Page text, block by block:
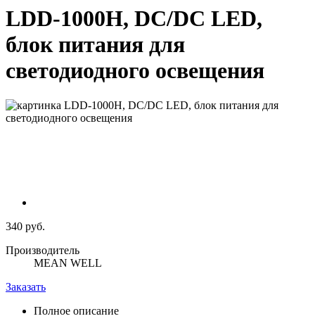
LDD-1000H, DC/DC LED,
блок питания для
светодиодного освещения
340 руб.
Производитель
MEAN WELL
Заказать
Полное описание